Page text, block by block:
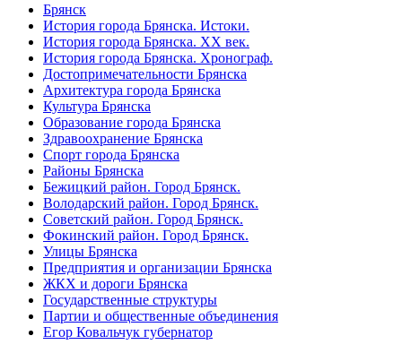
Брянск
История города Брянска. Истоки.
История города Брянска. XX век.
История города Брянска. Хронограф.
Достопримечательности Брянска
Архитектура города Брянска
Культура Брянска
Образование города Брянска
Здравоохранение Брянска
Спорт города Брянска
Районы Брянска
Бежицкий район. Город Брянск.
Володарский район. Город Брянск.
Советский район. Город Брянск.
Фокинский район. Город Брянск.
Улицы Брянска
Предприятия и организации Брянска
ЖКХ и дороги Брянска
Государственные структуры
Партии и общественные объединения
Егор Ковальчук губернатор